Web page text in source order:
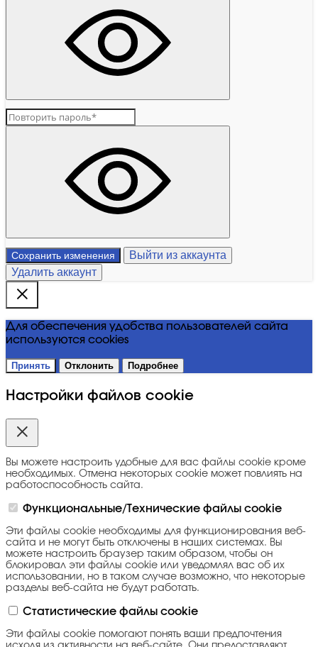
Сохранить изменения
Выйти из аккаунта
Удалить аккаунт
Для обеспечения удобства пользователей сайта
используются cookies
Принять Отклонить Подробнее
Настройки файлов cookie
Вы можете настроить удобные для вас файлы cookie кроме
необходимых. Отмена некоторых cookie может повлиять на
работоспособность сайта.
Функциональные/Технические файлы cookie
Эти файлы cookie необходимы для функционирования веб-
сайта и не могут быть отключены в наших системах. Вы
можете настроить браузер таким образом, чтобы он
блокировал эти файлы cookie или уведомлял вас об их
использовании, но в таком случае возможно, что некоторые
разделы веб-сайта не будут работать.
Статистические файлы cookie
Эти файлы cookie помогают понять ваши предпочтения